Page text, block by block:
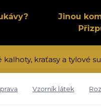
Jinou
kraťasy a tylové
Vzorník látek